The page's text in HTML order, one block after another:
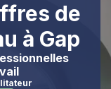
de
à Gap